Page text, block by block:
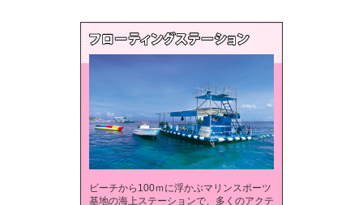
ビーチから100ｍに浮かぶマリンスポーツ
基地の海上ステーションで、多くのアクテ